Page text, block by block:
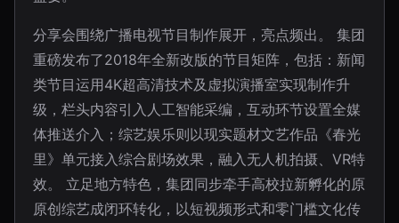
分享会围绕广播电视节目制作展开，亮点频出。 集团
重磅发布了2018年全新改版的节目矩阵，包括：新闻
类节目运用4K超高清技术及虚拟演播室实现制作升
级，栏头内容引入人工智能采编，互动环节设置全媒
体推送介入；综艺娱乐则以现实题材文艺作品《春光
里》单元接入综合剧场效果，融入无人机拍摄、VR特
效。 立足地方特色，集团同步牵手高校拉新孵化的原
原创综艺成闭环转化，以短视频形式和零门槛文化传